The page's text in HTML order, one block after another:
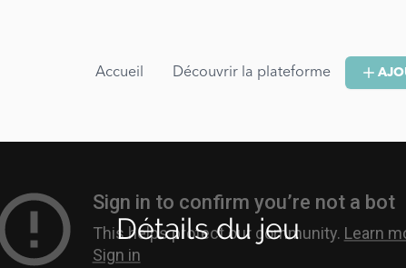
Accueil Découvrir la plateforme
Détails du jeu